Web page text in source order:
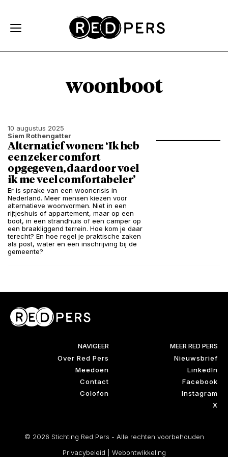
woonboot
10 augustus 2025
Siem Rothengatter
Alternatief wonen: ‘Ik heb
een zeker comfort
opgegeven, daardoor voel
ik me veel comfortabeler’
Er is sprake van een wooncrisis in
Nederland. Meer mensen kiezen voor
alternatieve woonvormen. Niet in een
rijtjeshuis of appartement, maar op een
boot, in een strandhuis of een camper op
een braakliggend terrein. Hoe kom je daar
terecht? En hoe regel je praktische zaken
als post, water en een inschrijving bij de
gemeente?
NAVIGEER
Over Red Pers
Meedoen
Contact
Colofon
MEER RED PERS
Nieuwsbrief
LinkedIn
Facebook
Instagram
X
© 2026 Stichting Red Pers - Alle rechten voorbehouden
Privacybeleid
Webontwikkeling